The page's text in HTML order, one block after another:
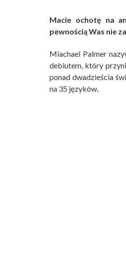
Macie ochotę na
pewnością Was nie
Miachael Palmer
debiutem, który
ponad dwadzieścia
na 35 języków.